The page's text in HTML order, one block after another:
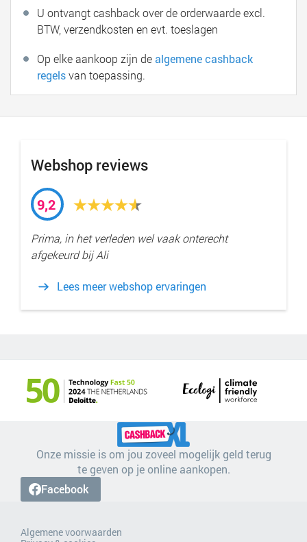
U ontvangt cashback over de orderwaarde excl.
BTW, verzendkosten en evt. toeslagen
Op elke aankoop zijn dealgemene cashback
regelsvan toepassing.
Webshop reviews
9,2
Prima, in het verleden wel vaak onterecht
afgekeurd bij Ali
Lees meer webshop ervaringen
Onze missie is om jou zoveel mogelijk geld terug
te geven op je online aankopen.
Facebook
Algemene voorwaarden